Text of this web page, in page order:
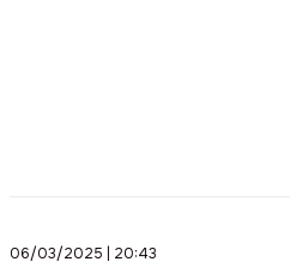
06/03/2025 | 20:43